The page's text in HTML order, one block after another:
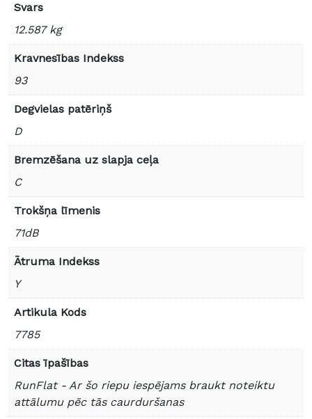
Svars
12.587 kg
Kravnesības Indekss
93
Degvielas patēriņš
D
Bremzēšana uz slapja ceļa
C
Trokšņa līmenis
71dB
Ātruma Indekss
Y
Artikula Kods
7785
Citas īpašības
RunFlat - Ar šo riepu iespējams braukt noteiktu
attālumu pēc tās caurduršanas